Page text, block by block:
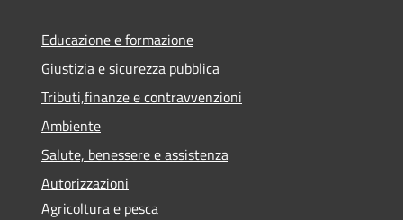
Educazione e formazione
Giustizia e sicurezza pubblica
Tributi,finanze e contravvenzioni
Ambiente
Salute, benessere e assistenza
Autorizzazioni
Agricoltura e pesca